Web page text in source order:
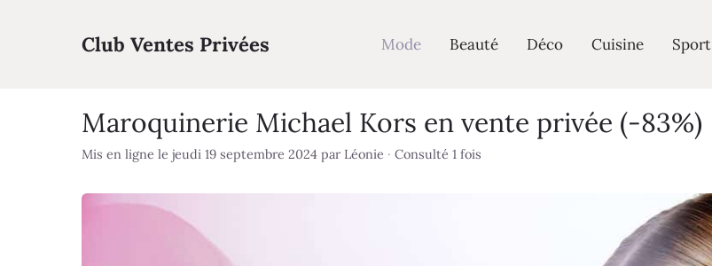
Club Ventes Privées Mode Beauté Déco Cuisine Sport
Maroquinerie Michael Kors en vente privée (-83%)
Mis en ligne le jeudi 19 septembre 2024 par Léonie · Consulté 1 fois